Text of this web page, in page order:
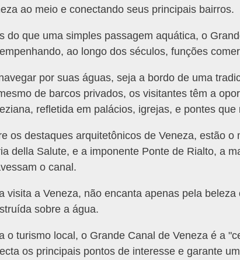
ao meio e conectando seus principais bairros.
do que uma simples passagem aquática, o
ao longo dos séculos, funções
por suas águas, seja a bordo de uma
de barcos privados, os visitantes têm a
refletida em palácios, igrejas, e pontes que
os destaques arquitetônicos de Veneza, estão o
della Salute, e a imponente Ponte de Rialto, a
o canal.
visita a Veneza, não encanta apenas pela
sobre a água.
o turismo local, o Grande Canal de Veneza é a
os principais pontos de interesse e garante